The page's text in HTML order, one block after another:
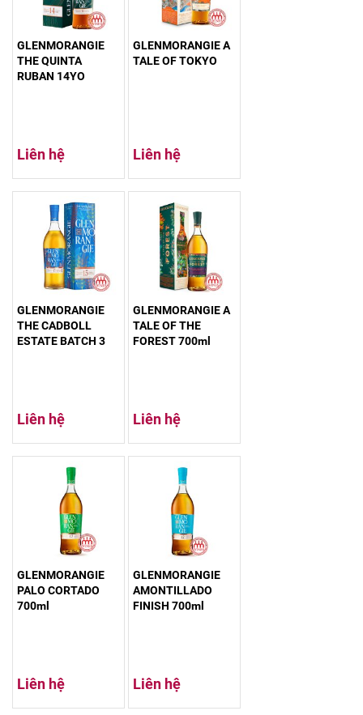
GLENMORANGIE
THE QUINTA
RUBAN 14YO
Liên hệ
GLENMORANGIE A
TALE OF TOKYO
Liên hệ
GLENMORANGIE
THE CADBOLL
ESTATE BATCH 3
Liên hệ
GLENMORANGIE A
TALE OF THE
FOREST 700ml
Liên hệ
GLENMORANGIE
PALO CORTADO
700ml
Liên hệ
GLENMORANGIE
AMONTILLADO
FINISH 700ml
Liên hệ